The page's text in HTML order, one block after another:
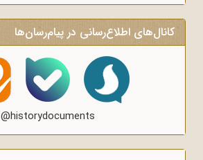
کانال‌های اطلاع‌رسانی در پیام‌رسان‌ها
@historydocuments